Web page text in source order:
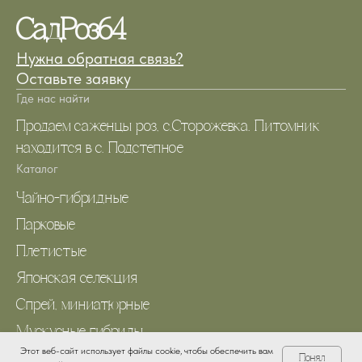
СадРоз64
Нужна обратная связь?
Оставьте заявку
Где нас найти
Продаем саженцы роз, с.Сторожевка. Питомник
находится в с. Подстепное
Каталог
Чайно-гибридные
Парковые
Плетистые
Японская селекция
Спрей, миниатюрные
Мускусные гибриды
Меню
Этот веб-сайт использует файлы cookie, чтобы обеспечить вам
Понял